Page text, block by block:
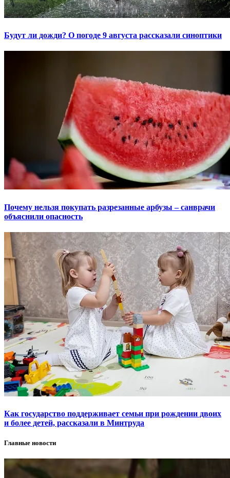
Будут ли дожди? О погоде 9 августа рассказали синоптики
Почему нельзя покупать разрезанные арбузы – санврачи
объяснили опасность
Как государство поддерживает семьи при рождении двоих
и более детей, рассказали в Минтруда
Главные новости